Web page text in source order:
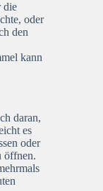
die
oder
den
kann
daran,
es
oder
öffnen.